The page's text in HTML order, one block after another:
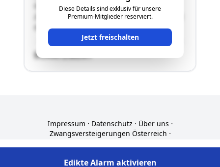
Edikte Alarm aktivieren
Diese Details sind exklusiv für unsere
Premium-Mitglieder reserviert.
Jetzt freischalten
Grundstücken Nr. 290/1 (bebaut) und
290/2.Widmung: "Bauland - Dorfgebiet".Adresse:
Hauzendorf 8, 9761 Greifenburg."
SCHÄTZWERT
Edikte Alarm aktivieren
Impressum ⋅ Datenschutz ⋅ Über uns ⋅
Zwangsversteigerungen Österreich ⋅